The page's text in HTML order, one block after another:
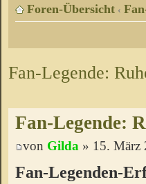
Foren-Übersicht ‹
Fan-Legende:
Fan-Legende:
von Gilda » 15. März
Fan-Legenden-